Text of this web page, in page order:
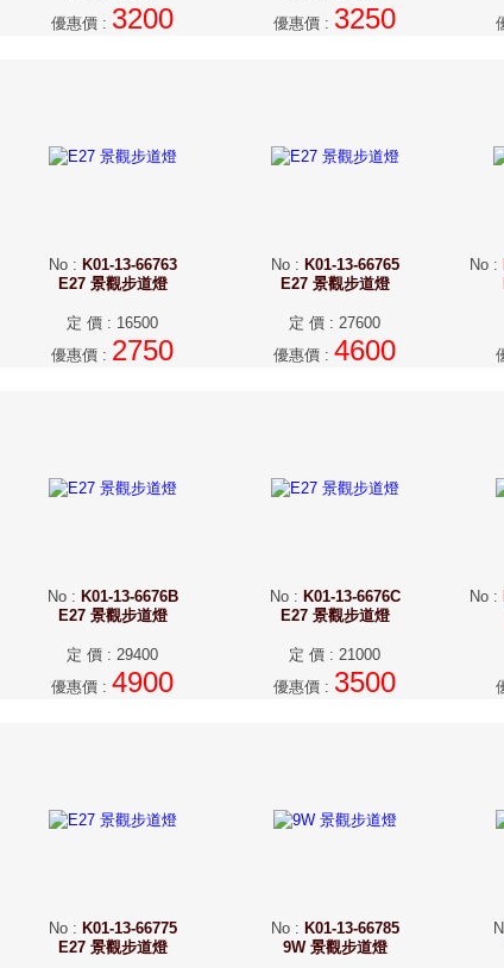
優惠價 : 3200
優惠價 : 3250
No: K01-13-66763
E27 景觀步道燈
定 價 : 16500
優惠價 : 2750
No: K01-13-66765
E27 景觀步道燈
定 價 : 27600
優惠價 : 4600
No :
No: K01-13-6676B
E27 景觀步道燈
定 價 : 29400
優惠價 : 4900
No: K01-13-6676C
E27 景觀步道燈
定 價 : 21000
優惠價 : 3500
No :
No: K01-13-66775
E27 景觀步道燈
No: K01-13-66785
9W 景觀步道燈